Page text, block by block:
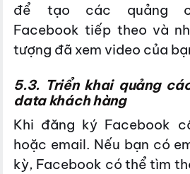
để tạo các quảng
Facebook tiếp theo và
tượng đã xem video của
5.3. Triển khai quảng
data khách hàng
Khi đăng ký Facebook
hoặc email. Nếu bạn có
kỳ, Facebook có thể tìm